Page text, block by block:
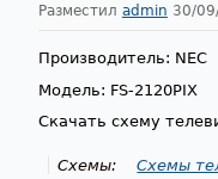
Разместил admin 30/
Производитель: NEC
Модель: FS-2120PIX
Скачать схему
Схемы: Схемы